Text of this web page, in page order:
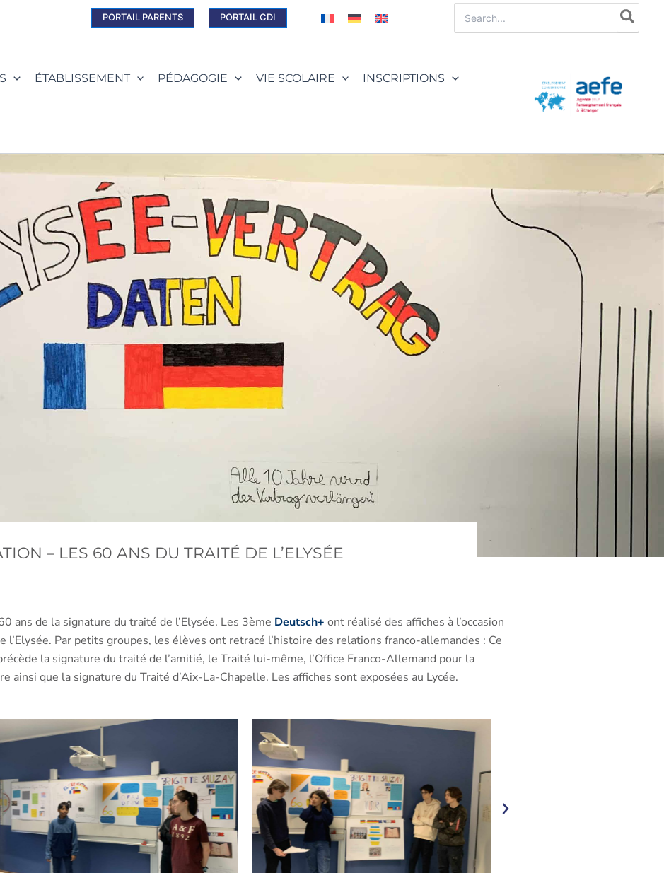
PORTAIL PARENTS PORTAIL CDI
ÉTABLISSEMENT PÉDAGOGIE VIE SCOLAIRE INSCRIPTIONS
– LES 60 ANS DU TRAITÉ DE L’ELYSÉE
ans de la signature du traité de l’Elysée. Les 3ème Deutsch+ ont réalisé des affiches à l’occasion
Par petits groupes, les élèves ont retracé l’histoire des relations franco-allemandes : Ce
la signature du traité de l’amitié, le Traité lui-même, l’Office Franco-Allemand pour la
ainsi que la signature du Traité d’Aix-La-Chapelle. Les affiches sont exposées au Lycée.